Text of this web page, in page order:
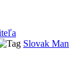
Slovak Man